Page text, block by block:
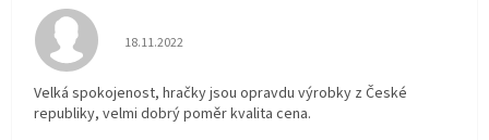
Hodnocení obchodu je 5 z 5 hvězdiček.
18.11.2022
Velká spokojenost, hračky jsou opravdu výrobky z České
republiky, velmi dobrý poměr kvalita cena.